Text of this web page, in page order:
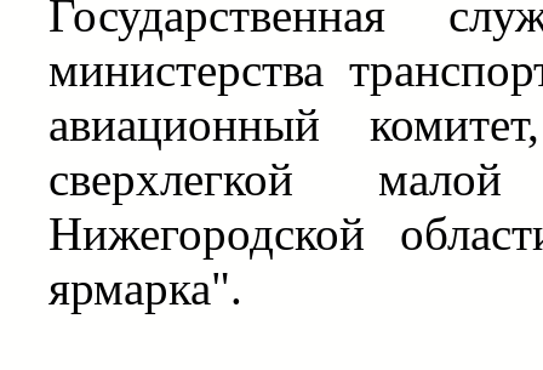
Государственная
министерства
авиационный
сверхлегкой
Нижегородской
ярмарка".